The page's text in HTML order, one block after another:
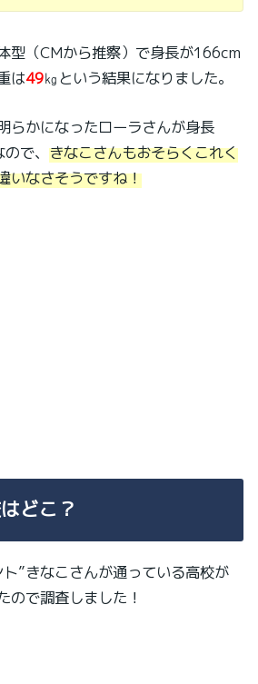
型（CMから推察）で身長が166cm
は49㎏という結果になりました。
らかになったローラさんが身長
で、きなこさんもおそらくこれく
いなさそうですね！
どこ？
”きなこさんが通っている高校が
ので調査しました！